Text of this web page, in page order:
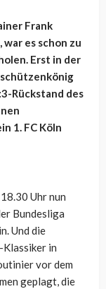
Frank
es schon zu
Erst in der
Rückstand des
1. FC Köln
Uhr nun
Bundesliga
Und die
in
vor dem
geplagt, die